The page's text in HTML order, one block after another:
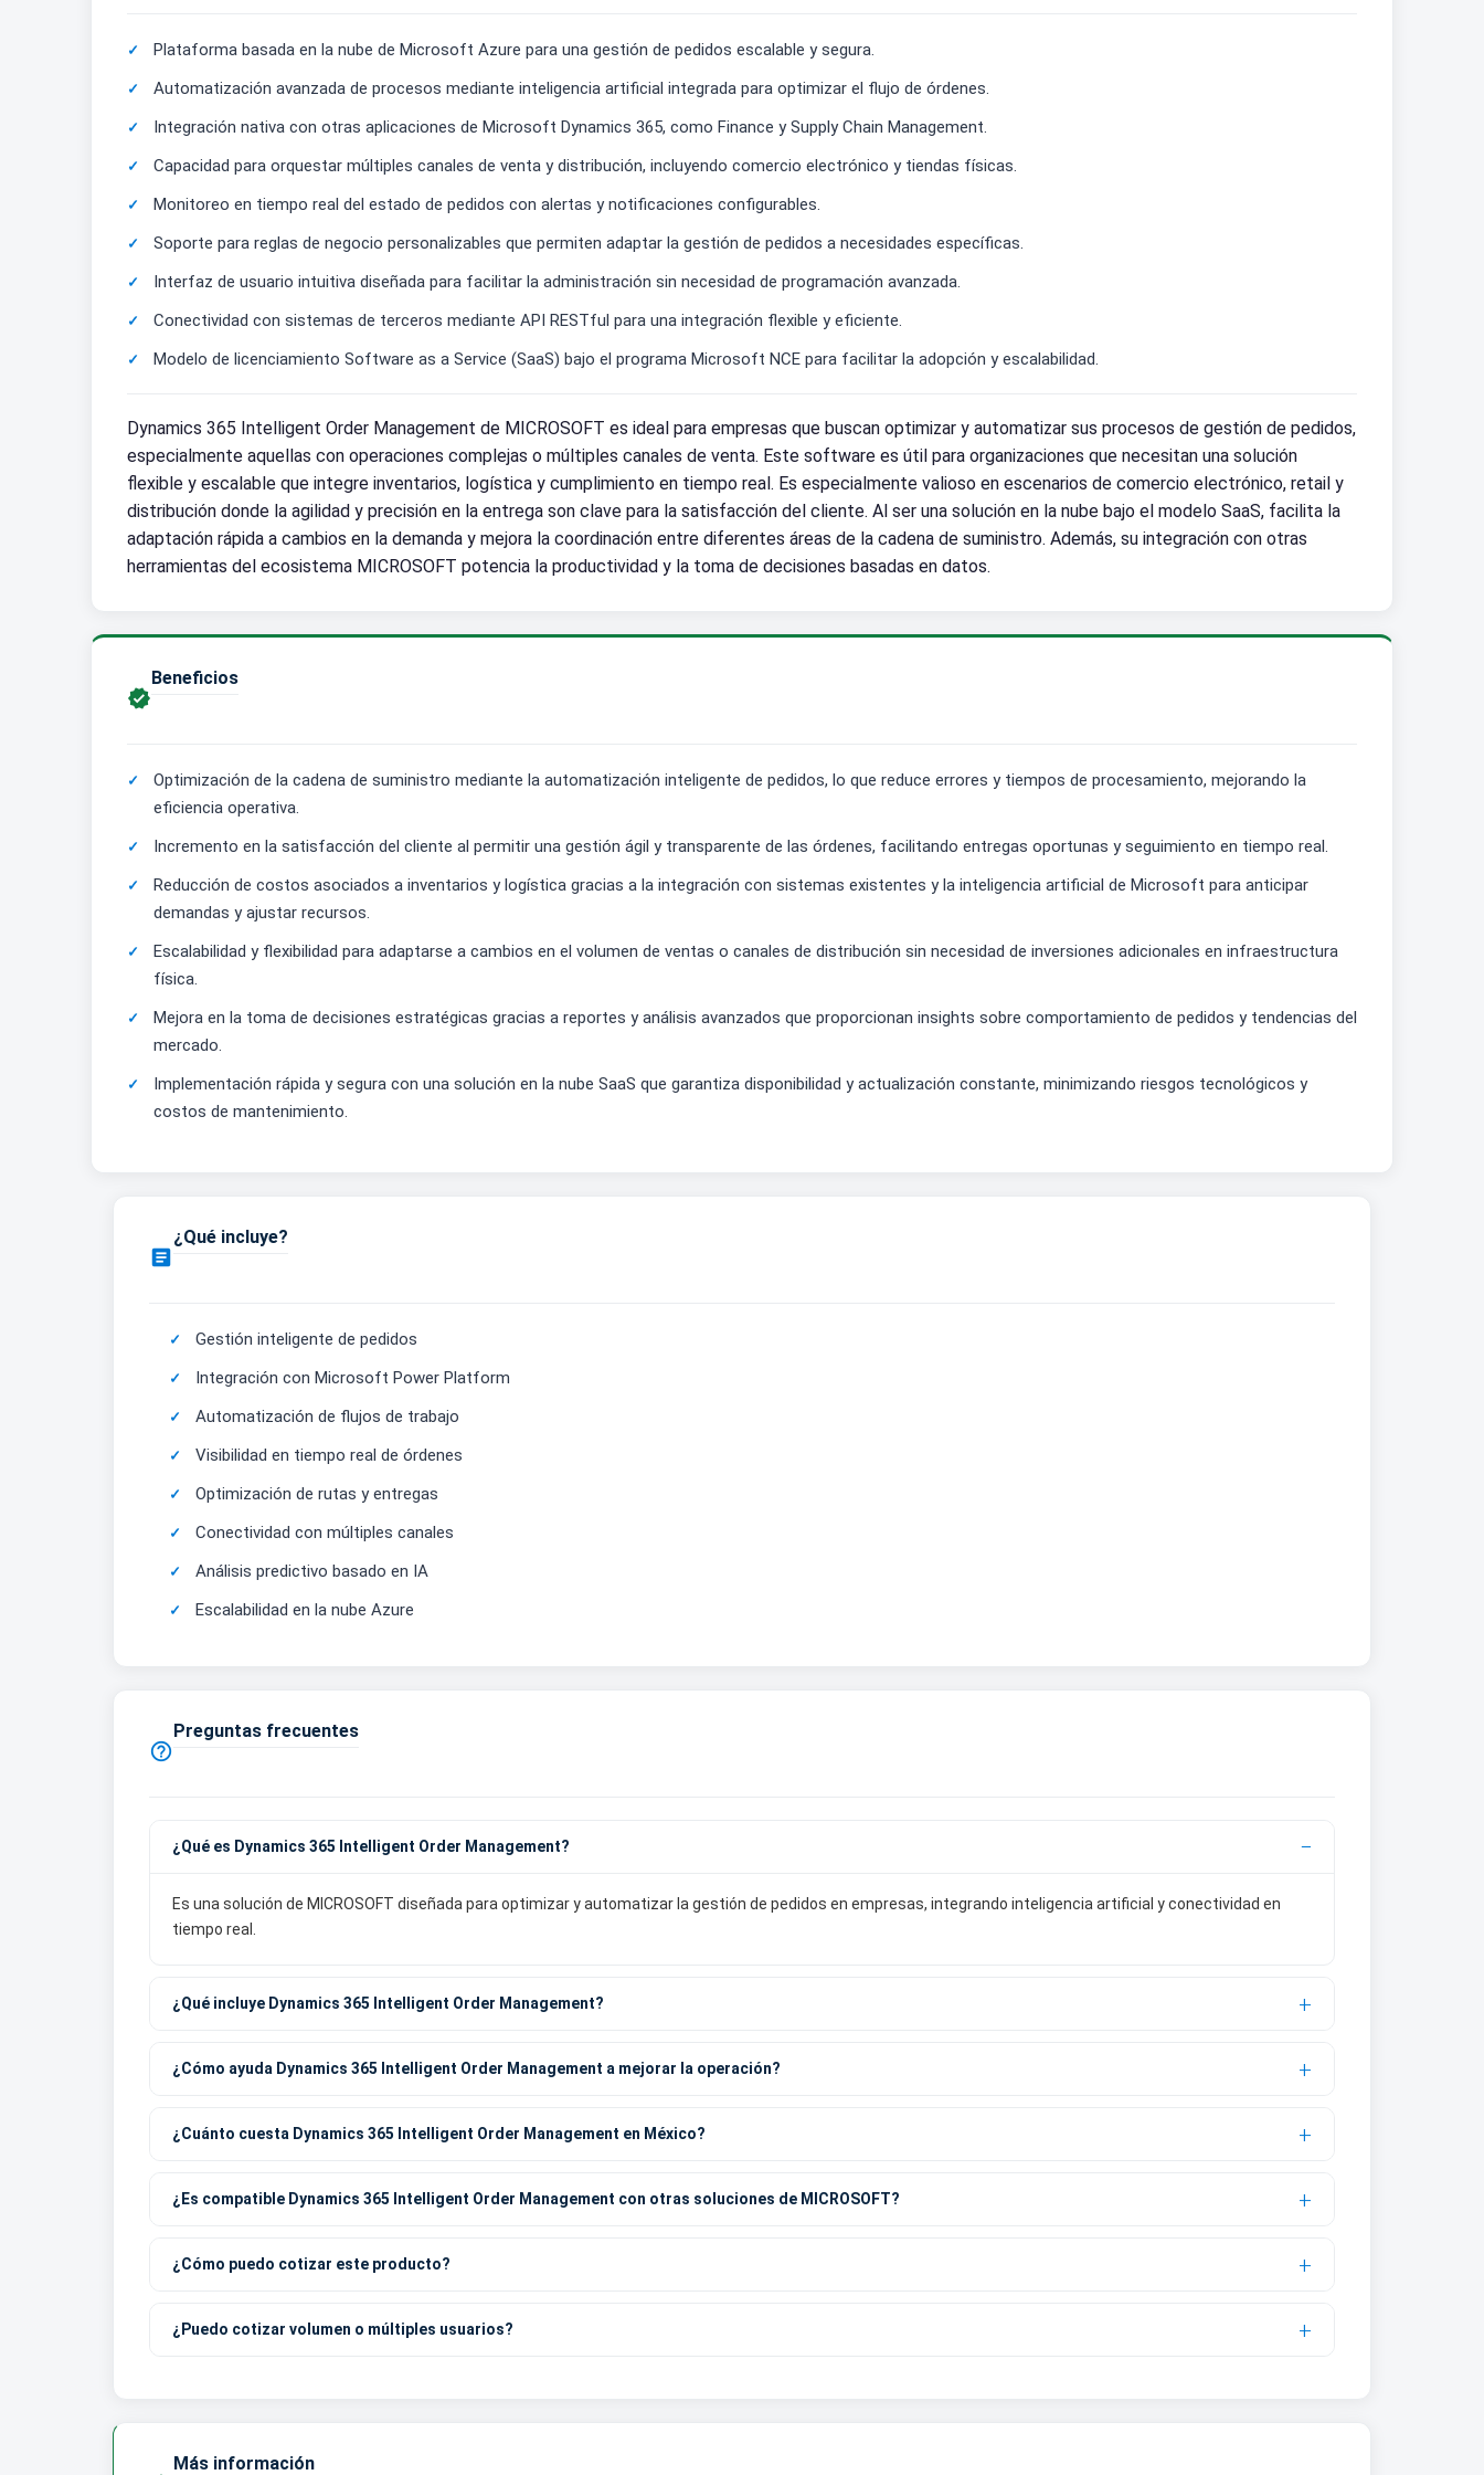
Plataforma basada en la nube de Microsoft Azure para una gestión de pedidos escalable y segura.
Automatización avanzada de procesos mediante inteligencia artificial integrada para optimizar el flujo de órdenes.
Integración nativa con otras aplicaciones de Microsoft Dynamics 365, como Finance y Supply Chain Management.
Capacidad para orquestar múltiples canales de venta y distribución, incluyendo comercio electrónico y tiendas físicas.
Monitoreo en tiempo real del estado de pedidos con alertas y notificaciones configurables.
Soporte para reglas de negocio personalizables que permiten adaptar la gestión de pedidos a necesidades específicas.
Interfaz de usuario intuitiva diseñada para facilitar la administración sin necesidad de programación avanzada.
Conectividad con sistemas de terceros mediante API RESTful para una integración flexible y eficiente.
Modelo de licenciamiento Software as a Service (SaaS) bajo el programa Microsoft NCE para facilitar la adopción y escalabilidad.
Dynamics 365 Intelligent Order Management de MICROSOFT es ideal para empresas que buscan optimizar y automatizar sus procesos de gestión de pedidos,
especialmente aquellas con operaciones complejas o múltiples canales de venta. Este software es útil para organizaciones que necesitan una solución
flexible y escalable que integre inventarios, logística y cumplimiento en tiempo real. Es especialmente valioso en escenarios de comercio electrónico, retail y
distribución donde la agilidad y precisión en la entrega son clave para la satisfacción del cliente. Al ser una solución en la nube bajo el modelo SaaS, facilita la
adaptación rápida a cambios en la demanda y mejora la coordinación entre diferentes áreas de la cadena de suministro. Además, su integración con otras
herramientas del ecosistema MICROSOFT potencia la productividad y la toma de decisiones basadas en datos.

Beneficios
Optimización de la cadena de suministro mediante la automatización inteligente de pedidos, lo que reduce errores y tiempos de procesamiento, mejorando la
eficiencia operativa.
Incremento en la satisfacción del cliente al permitir una gestión ágil y transparente de las órdenes, facilitando entregas oportunas y seguimiento en tiempo real.
Reducción de costos asociados a inventarios y logística gracias a la integración con sistemas existentes y la inteligencia artificial de Microsoft para anticipar
demandas y ajustar recursos.
Escalabilidad y flexibilidad para adaptarse a cambios en el volumen de ventas o canales de distribución sin necesidad de inversiones adicionales en infraestructura
física.
Mejora en la toma de decisiones estratégicas gracias a reportes y análisis avanzados que proporcionan insights sobre comportamiento de pedidos y tendencias del
mercado.
Implementación rápida y segura con una solución en la nube SaaS que garantiza disponibilidad y actualización constante, minimizando riesgos tecnológicos y
costos de mantenimiento.

¿Qué incluye?
Gestión inteligente de pedidos
Integración con Microsoft Power Platform
Automatización de flujos de trabajo
Visibilidad en tiempo real de órdenes
Optimización de rutas y entregas
Conectividad con múltiples canales
Análisis predictivo basado en IA
Escalabilidad en la nube Azure

Preguntas frecuentes
¿Qué es Dynamics 365 Intelligent Order Management?
Es una solución de MICROSOFT diseñada para optimizar y automatizar la gestión de pedidos en empresas, integrando inteligencia artificial y conectividad en
tiempo real.
¿Qué incluye Dynamics 365 Intelligent Order Management?
¿Cómo ayuda Dynamics 365 Intelligent Order Management a mejorar la operación?
¿Cuánto cuesta Dynamics 365 Intelligent Order Management en México?
¿Es compatible Dynamics 365 Intelligent Order Management con otras soluciones de MICROSOFT?
¿Cómo puedo cotizar este producto?
¿Puedo cotizar volumen o múltiples usuarios?
Más información